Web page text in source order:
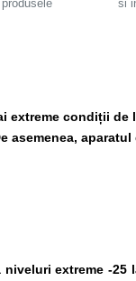
produsele
si
extreme condiții de
extreme -25